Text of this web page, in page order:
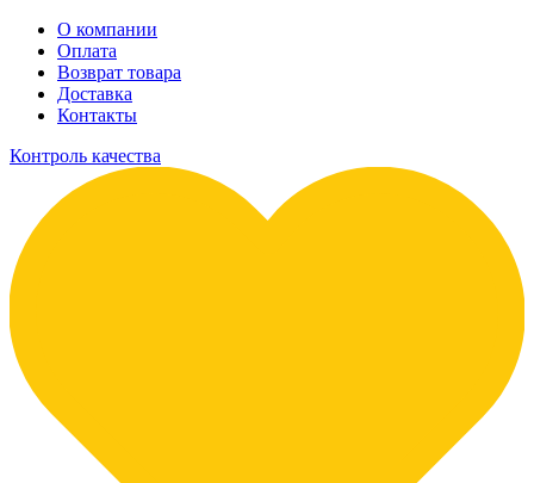
О компании
Оплата
Возврат товара
Доставка
Контакты
Контроль качества